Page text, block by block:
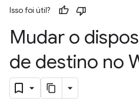
Isso foi útil?
Mudar o
de destino no